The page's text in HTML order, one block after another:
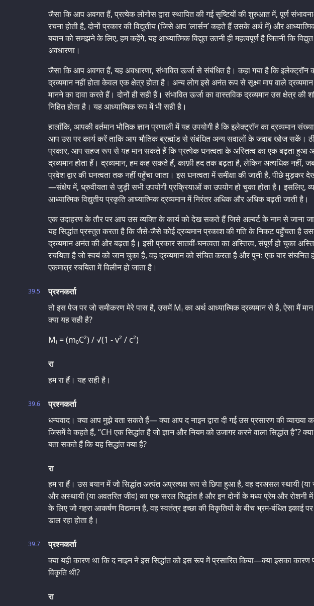
जैसा कि आप अवगत हैं, प्रत्येक लोगोस द्वारा स्थापित की गई सृष्टियों की शुरुआत में, पूर्ण
रचना होती है, दोनों प्रकार की विद्युतीय (जिसे आप ‘लार्सन’ कहते हैं उसके अर्थ में) और
बयान को समझने के लिए, हम कहेंगे, यह आध्यात्मिक विद्युत उतनी ही महत्वपूर्ण है जितनी कि
अवधारणा।
जैसा कि आप अवगत हैं, यह अवधारणा, संभावित ऊर्जा से संबंधित है। कहा गया है कि इलेक्ट्रॉन
द्रव्यमान नहीं होता केवल एक क्षेत्र होता है। अन्य लोग इसे अनंत रूप से सूक्ष्म माप वाले
मानने का दावा करते हैं। दोनों ही सही हैं। संभावित ऊर्जा का वास्तविक द्रव्यमान उस क्षेत्र की
निहित होता है। यह आध्यात्मिक रूप में भी सही है।
हालाँकि, आपकी वर्तमान भौतिक ज्ञान प्रणाली में यह उपयोगी है कि इलेक्ट्रॉन का द्रव्यमान
आप उस पर कार्य करें ताकि आप भौतिक ब्रह्मांड से संबंधित अन्य सवालों के जवाब खोज सकें।
प्रकार, आप सहज रूप से यह मान सकते हैं कि प्रत्येक घनत्वता के अस्तित्व का एक बढ़ता हुआ
द्रव्यमान होता हैं। द्रव्यमान, हम कह सकते हैं, काफ़ी हद तक बढ़ता है, लेकिन अत्यधिक नहीं,
प्रवेश द्वार की घनत्वता तक नहीं पहुँचा जाता। इस घनत्वता में समीक्षा की जाती है, पीछे मुड़कर
—संक्षेप में, ध्रुवीयता से जुड़ी सभी उपयोगी प्रक्रियाओं का उपयोग हो चुका होता है। इसलिए,
आध्यात्मिक विद्युतीय प्रकृति आध्यात्मिक द्रव्यमान में निरंतर अधिक और अधिक बढ़ती जाती है।
एक उदाहरण के तौर पर आप उस व्यक्ति के कार्य को देख सकते हैं जिसे अल्बर्ट के नाम से जाना
यह सिद्धांत प्रस्तुत करता है कि जैसे-जैसे कोई द्रव्यमान प्रकाश की गति के निकट पहुँचता है
द्रव्यमान अनंत की ओर बढ़ता है। इसी प्रकार सातवीं-घनत्वता का अस्तित्व, संपूर्ण हो चुका
रचयिता है जो स्वयं को जान चुका है, वह द्रव्यमान को संचित करता है और पुनः एक बार संघनित
एकमात्र रचयिता में विलीन हो जाता है।
39.5
प्रश्नकर्ता
तो इस पेज पर जो समीकरण मेरे पास है, उसमें Mᵢ का अर्थ आध्यात्मिक द्रव्यमान से है, ऐसा मैं मान
क्या यह सही है?
Mᵢ = (m₀C²) / √(1 - v² / c²)
रा
हम रा हैं। यह सही है।
39.6
प्रश्नकर्ता
धन्यवाद। क्या आप मुझे बता सकते हैं— क्या आप द नाइन द्वारा दी गई उस प्रसारण की व्याख्या
जिसमें वे कहते हैं, “CH एक सिद्धांत है जो ज्ञान और नियम को उजागर करने वाला सिद्धांत है”?
बता सकते हैं कि यह सिद्धांत क्या है?
रा
हम रा हैं। उस बयान में जो सिद्धांत अत्यंत अप्रत्‍यक्ष रूप से छिपा हुआ है, वह दरअसल स्थायी (या
और अस्थायी (या अवतरित जीव) का एक सरल सिद्धांत है और इन दोनों के मध्य प्रेम और रोशनी
के लिए जो गहरा आकर्षण विद्यमान है, वह स्वतंत्र इच्छा की विकृतियों के बीच भ्रम-बंधित इकाई
डाल रहा होता है।
39.7
प्रश्नकर्ता
क्या यही कारण था कि द नाइन ने इस सिद्धांत को इस रूप में प्रसारित किया—क्या इसका कारण
विकृति थी?
रा